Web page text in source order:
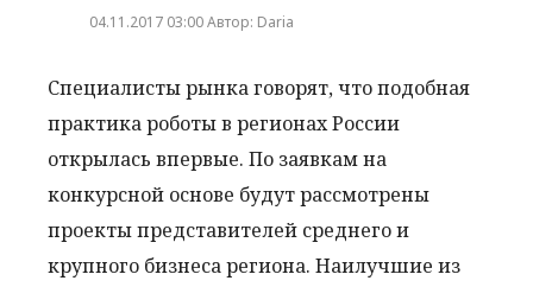
04.11.2017 03:00 Автор: Daria
Специалисты рынка говорят, что подобная
практика роботы в регионах России
открылась впервые. По заявкам на
конкурсной основе будут рассмотрены
проекты представителей среднего и
крупного бизнеса региона. Наилучшие из